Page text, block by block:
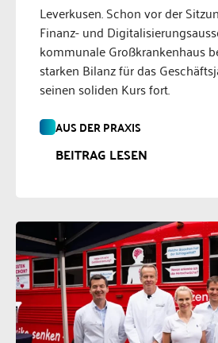
Leverkusen. Schon vor der
Finanz- und
kommunale Großkrankenhaus
starken Bilanz für das
seinen soliden Kurs fort.
AUS DER PRAXIS
BEITRAG LESEN